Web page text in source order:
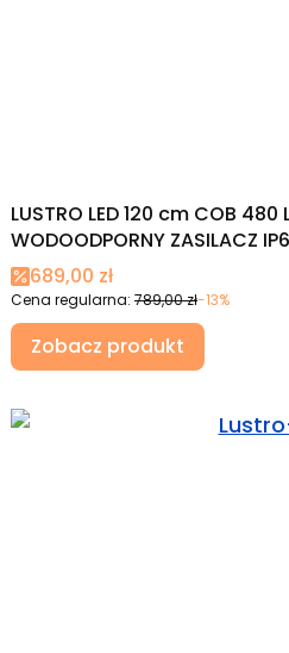
LUSTRO LED 120 cm COB 480
WODOODPORNY ZASILACZ
Cena promocyjna
689,00 zł
Cena regularna: 789,00 zł-13%
Zobacz produkt